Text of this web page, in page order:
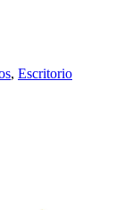
, Escritorio